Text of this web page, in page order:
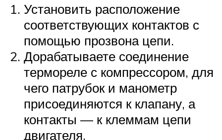
Установить расположение
соответствующих контактов с
помощью прозвона цепи.
Дорабатываете соединение
термореле с компрессором, для
чего патрубок и манометр
присоединяются к клапану, а
контакты — к клеммам цепи
двигателя.